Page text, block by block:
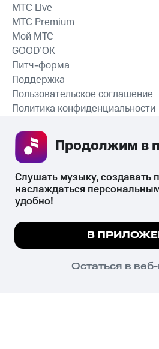
СКАЧАТЬ
MTС Live
MTС Premium
Мой МТС
GOOD’OK
Питч-форма
Поддержка
Пользовательское соглашение
Политика конфиденциальности
психотропных веществ, их аналогов
их незаконный оборот запрещён и
законодательством ответственность.
© 2026 ООО «КИОН».
Все права защищены
Мы используем куки, чтобы
Подробнее
ПОНЯТНО
Слушать музыку, создавать
наслаждаться
удобно!
В
Остаться в